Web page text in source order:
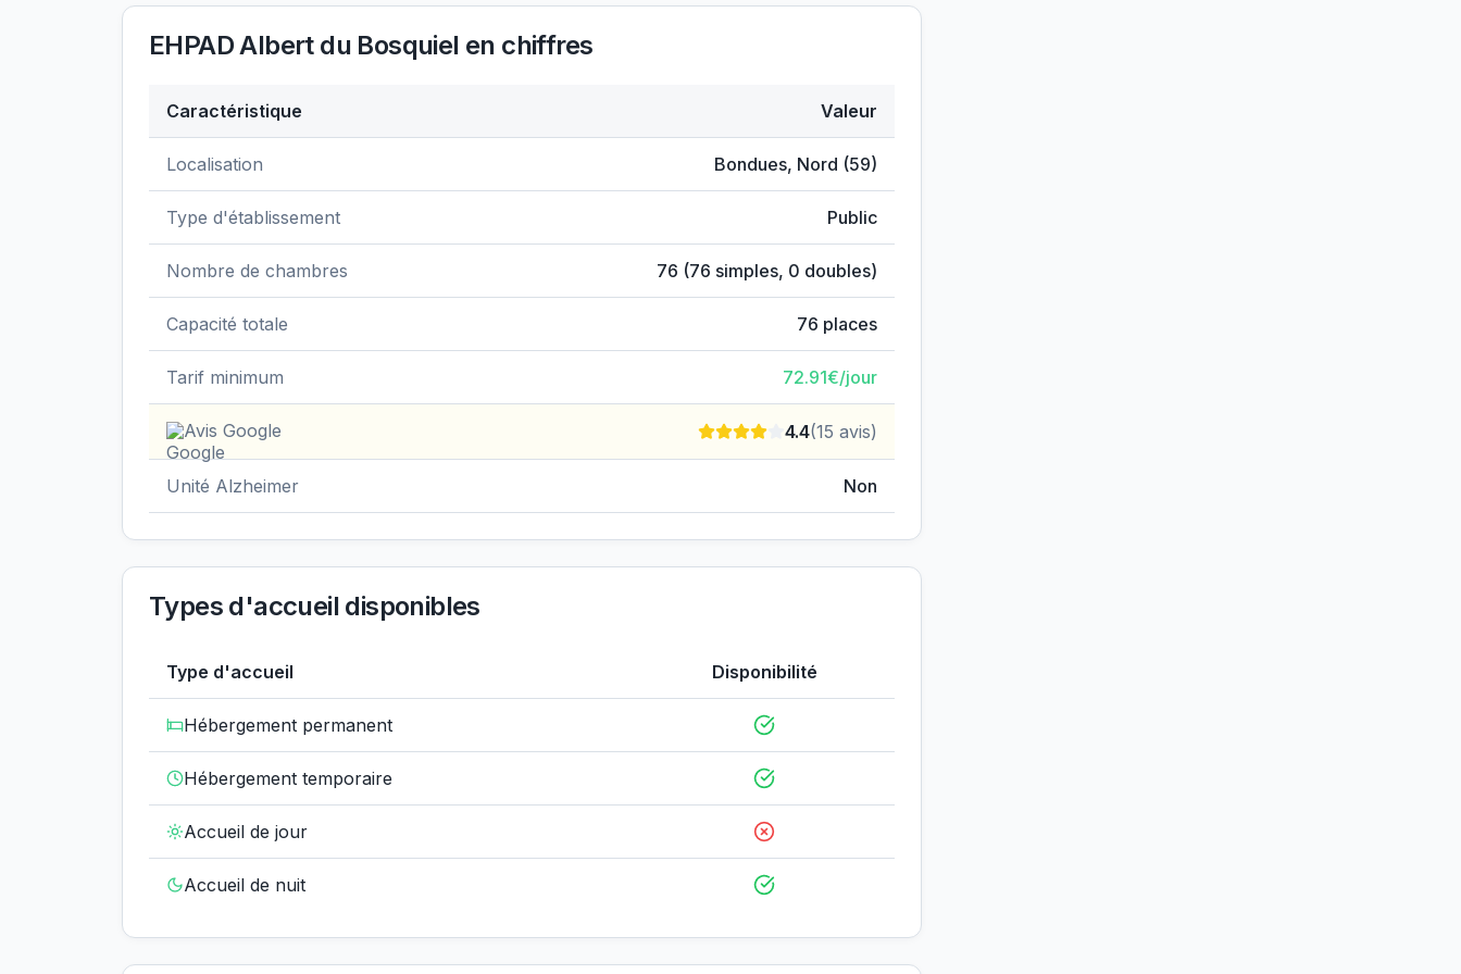
EHPAD Albert du Bosquiel en chiffres
Caractéristique Valeur
Localisation Bondues, Nord (59)
Type d'établissement Public
Nombre de chambres 76 (76 simples, 0 doubles)
Capacité totale 76 places
Tarif minimum 72.91€/jour
Avis Google 4.4(15 avis)
Unité Alzheimer Non
Types d'accueil disponibles
Type d'accueil Disponibilité
Hébergement permanent
Hébergement temporaire
Accueil de jour
Accueil de nuit